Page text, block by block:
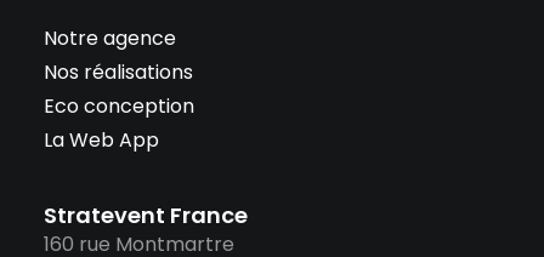
Notre agence
Nos réalisations
Eco conception
La Web App
Stratevent France
160 rue Montmartre